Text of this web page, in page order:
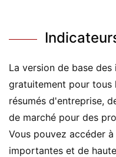
La version de base
gratuitement pour tous
résumés d'entreprise,
de marché pour des
Vous pouvez accéder
importantes et de